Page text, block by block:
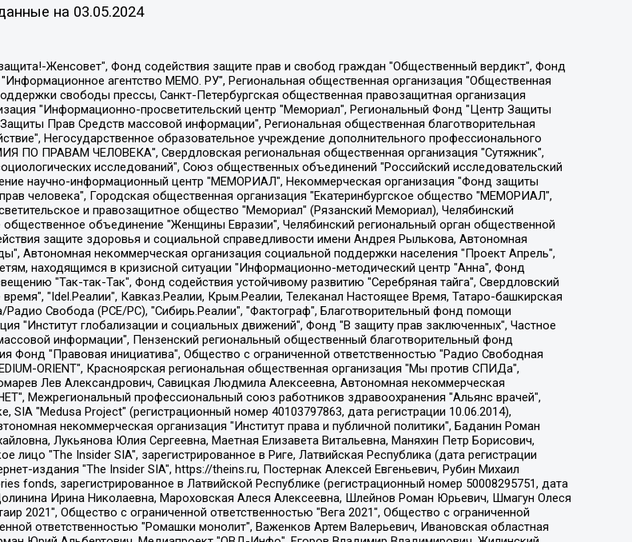
на 03.05.2024
SIA", зарегистрированное в Риге, Латвийская Республика (дата регистрации 26.06.2015), являющееся администратором доменного имени интернет-издания "The Insider SIA", https://theins.ru, Постернак Алексей Евгеньевич, Рубин Михаил Аркадьевич, Анин Роман Александрович, Юридическое лицо Istories fonds, зарегистрированное в Латвийской Республике (регистрационный номер 50008295751, дата регистрации 24.02.2020), Великовский Дмитрий Александрович, Долинина Ирина Николаевна, Мароховская Алеся Алексеевна, Шлейнов Роман Юрьевич, Шмагун Олеся Валентиновна, Общество с ограниченной ответственностью "Альтаир 2021", Общество с ограниченной ответственностью "Вега 2021", Общество с ограниченной ответственностью "Главный редактор 2021", Общество с ограниченной ответственностью "Ромашки монолит", Важенков Артем Валерьевич, Ивановская областная общественная организация "Центр гендерных исследований", Гурман Юрий Альбертович, Медиапроект "ОВД-Инфо", Егоров Владимир Владимирович, Жилинский Владимир Александрович, Общество с ограниченной ответственностью "ЗП", Иванова София Юрьевна, Карезина Инна Павловна, Кильтау Екатерина Викторовна, Петров Алексей Викторович, Пискунов Сергей Евгеньевич, Смирнов Сергей Сергеевич, Тихонов Михаил Сергеевич, Общество с ограниченной ответственностью "ЖУРНАЛИСТ-ИНОСТРАННЫЙ АГЕНТ", Арапова Галина Юрьевна, Вольтская Татьяна Анатольевна, Американская компания "Mason G.E.S. Anonymous Foundation" (США), являющаяся владельцем интернет-издания https://mnews.world/, Компания "Stichting Bellingcat", зарегистрированная в Нидерландах (дата регистрации 11.07.2018), Захаров Андрей Вячеславович, Клепиковская Екатерина Дмитриевна, Общество с ограниченной ответственностью "МЕМО", Перл Роман Александрович, Симонов Евгений Алексеевич, Соловьева Елена Анатольевна, Сотников Даниил Владимирович, Сурначева Елизавета Дмитриевна, Автономная некоммерческая организация по защите прав человека и информированию населения "Якутия – Наше Мнение", Общество с ограниченной ответственностью "Москоу диджитал медиа", с 26.01.2023 Общество с ограниченной ответственностью "Чайка Белые сады", Ветошкина Валерия Валерьевна, Заговора Максим Александрович, Межрегиональное общественное движение "Российская ЛГБТ - сеть", Оленичев Максим Владимирович, Павлов Иван Юрьевич, Скворцова Елена Сергеевна, Общество с ограниченной ответственностью "Как бы инагент", Кочетков Игорь Викторович, Общество с ограниченной ответственностью "Честные выборы", Еланчик Олег Александрович, Общество с ограниченной ответственностью "Нобелевский призыв", Гималова Регина Эмилевна, Григорьев Андрей Валерьевич, Григорьева Алина Александровна, Ассоциация по содействию защите прав призывников, альтернативнослужащих и военнослужащих "Правозащитная группа "Гражданин.Армия.Право", Хисамова Регина Фаритовна, Автономная некоммерческая организация по реализации социально-правовых программ "Лилит", Дальневосточное общественное движение "Маяк", Санкт-Петербургская ЛГБТ-инициативная группа "Выход", Инициативная группа ЛГБТ+ "Реверс", Алексеев Андрей Викторович, Бекбулатова Таисия Львовна, Беляев Иван Михайлович, Владыкина Елена Сергеевна, Гельман Марат Александрович, Никульшина Вероника Юрьевна, Толоконникова Надежда Андреевна, Шендерович Виктор Анатольевич, Общество с ограниченной ответственностью "Данное сообщение", Общество с ограниченной ответственностью Издательский дом "Новая глава", Айнбиндер Александра Александровна, Московский комьюнити-центр для ЛГБТ+инициатив, Благотворительный фонд развития филантропии, Deutsche Welle (Германия, Kurt-Schumacher-Strasse 3, 53113 Bonn), Борзунова Мария Михайловна, Воробьев Виктор Викторович, Голубева Анна Львовна, Константинова Алла Михайловна, Малкова Ирина Владимировна, Мурадов Мурад Абдулгалимович, Осетинская Елизавета Николаевна, Понасенков Евгений Николаевич, Ганапольский Матвей Юрьевич, Киселев Евгений Алексеевич, Борухович Ирина Григорьевна, Дремин Иван Тимофеевич, Дубровский Дмитрий Викторович, Красноярская региональная общественная организация поддержки и развития альтернативных образовательных технологий и межкультурных коммуникаций "ИНТЕРРА", Маяковская Екатерина Алексеевна, Фейгин Марк Захарович, Филимонов Андрей Викторович, Дзугкоева Регина Николаевна, Доброхотов Роман Александрович, Дудь Юрий Александрович, Елкин Сергей Владимирович, Кругликов Кирилл Игоревич, Сабунаева Мария Леонидовна, Семенов Алексей Владимирович, Шаинян Карен Багратович, Шульман Екатерина Михайловна, Асафьев Артур Валерьевич, Вахштайн Виктор Семенович, Венедиктов Алексей Алексеевич, Лушникова Екатерина Евгеньевна, Волков Леонид Михайлович, Невзоров Александр Глебович, Пархоменко Сергей Борисович, Сироткин Ярослав Николаевич, Кара-Мурза Владимир Владимирович, Баранова Наталья Владимировна, Гозман Леонид Яковлевич, Кагарлицкий Борис Юльевич, Климарев Михаил Валерьевич, Милов Владимир Станиславович, Автономная некоммерческая организация Краснодарский центр современного искусства "Типография", Моргенштерн Алишер Тагирович, Соболь Любовь Эдуардовна, Общество с ограниченной ответственностью "ЛИЗА НОРМ", Каспаров Гарри Кимович, Ходорковский Михаил Борисович, Общество с ограниченной ответственностью "Апрельские тезисы", Данилович Ирина Брониславовна, Кашин Олег Владимирович, Петров Николай Владимирович, Пивоваров Алексей Владимирович, Соколов Михаил Владимирович, Цветкова Юлия Владимировна, Чичваркин Евгений Александрович, Комитет против пыток/Команда против пыток, Общество с ограниченной ответственностью "Первый научный", Общество с ограниченной ответственностью "Вертолет и ко", Белоцерковская Вероника Борисовна, Кац Максим Евгеньевич, Лазарева Татьяна Юрьевна, Шаведдинов Руслан Табризович, Яшин Илья Валерьевич, Общество с ограниченной ответственностью "Иноагент ААВ", Алешковский Дмитрий Петрович, Альбац Евгения Марковна, Быков Дмитрий Львович, Галямина Юлия Евгеньевна, Лойко Сергей Леонидович, Мартынов Кирилл Константинович, Медведев Сергей Александрович, Крашенинников Федор Геннадиевич, Гордеева Катерина Вл